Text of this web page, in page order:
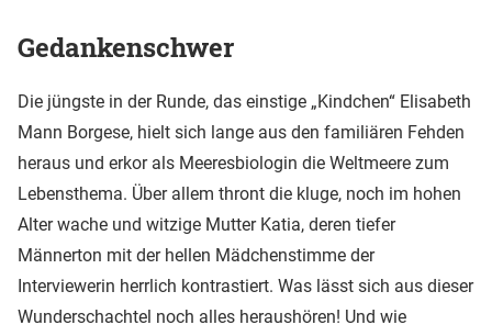
Gedankenschwer
Die jüngste in der Runde, das einstige „Kindchen“ Elisabeth
Mann Borgese, hielt sich lange aus den familiären Fehden
heraus und erkor als Meeresbiologin die Weltmeere zum
Lebensthema. Über allem thront die kluge, noch im hohen
Alter wache und witzige Mutter Katia, deren tiefer
Männerton mit der hellen Mädchenstimme der
Interviewerin herrlich kontrastiert. Was lässt sich aus dieser
Wunderschachtel noch alles heraushören! Und wie